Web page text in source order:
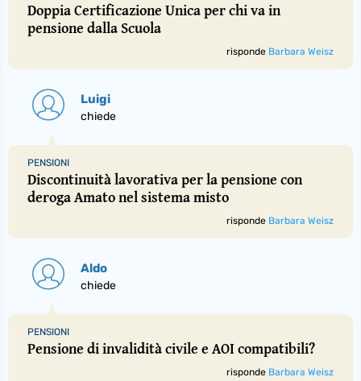
Doppia Certificazione Unica per chi va in
pensione dalla Scuola
risponde Barbara Weisz
Luigi
chiede
PENSIONI
Discontinuità lavorativa per la pensione con
deroga Amato nel sistema misto
risponde Barbara Weisz
Aldo
chiede
PENSIONI
Pensione di invalidità civile e AOI compatibili?
risponde Barbara Weisz